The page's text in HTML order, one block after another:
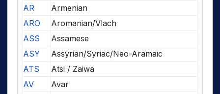
AR
Armenian
ARO
Aromanian/Vlach
ASS
Assamese
ASY
Assyrian/Syriac/Neo-Aramaic
ATS
Atsi / Zaiwa
AV
Avar